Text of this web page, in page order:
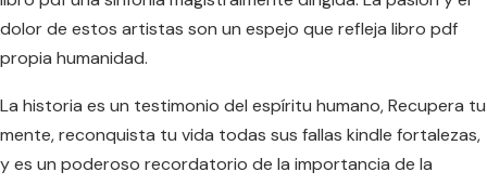
dolor de estos artistas son un espejo que refleja libro pdf
propia humanidad.
La historia es un testimonio del espíritu humano, Recupera tu
mente, reconquista tu vida todas sus fallas kindle fortalezas,
y es un poderoso recordatorio de la importancia de la